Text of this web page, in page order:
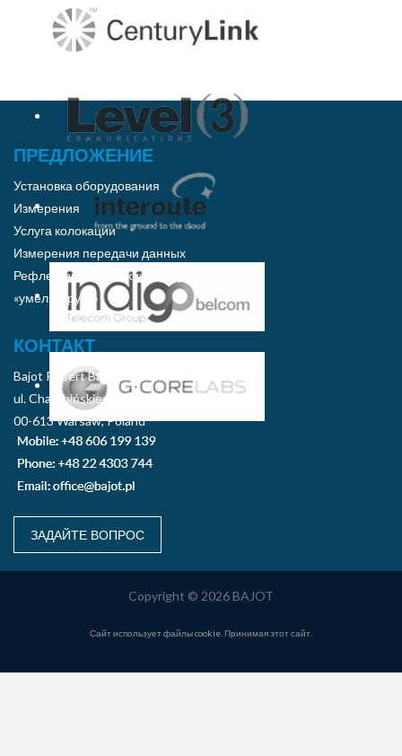
ПРЕДЛОЖЕНИЕ
Установка оборудования
Измерения
Услуга колокации
Измерения передачи данных
Рефлектометрические измерения
«умелые руки»
КОНТАКТ
Bajot Robert Baj
ul. Chałubińskiego 8 46:75
00-613 Warsaw, Poland
ЗАДАЙТЕ ВОПРОС
Copyright © 2026 BAJOT
Сайт использует файлы cookie. Принимая этот сайт.